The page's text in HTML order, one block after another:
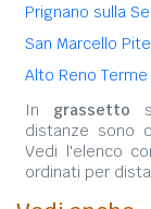
Prignano sulla
San Marcello
Alto Reno Terme
In grassetto
distanze sono
Vedi l'elenco
ordinati per